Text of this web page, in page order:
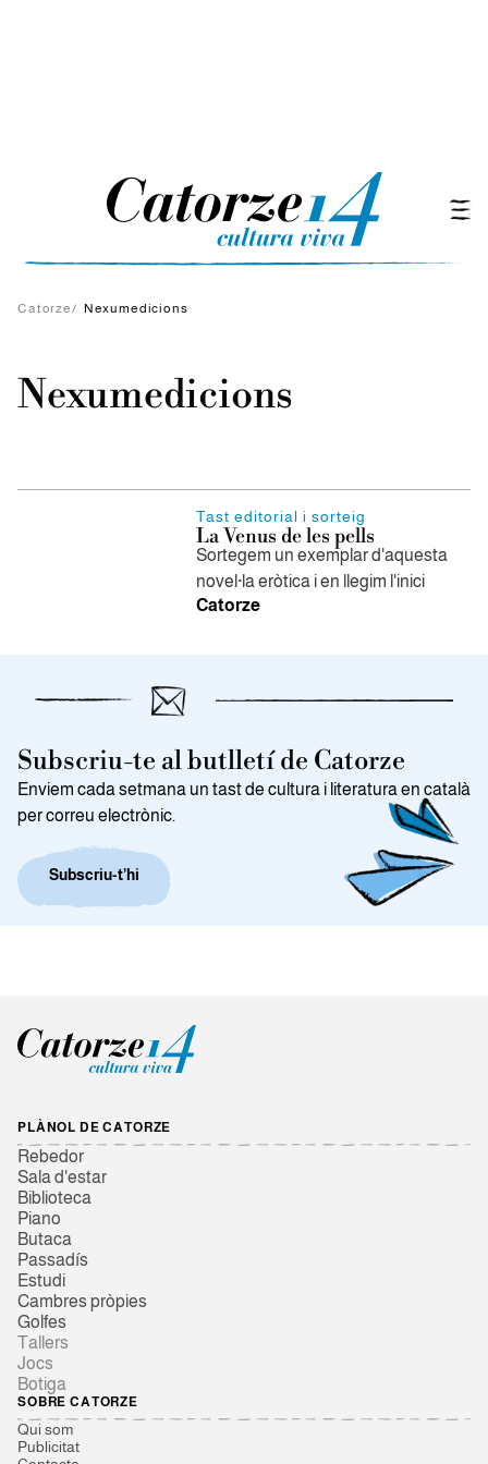
Catorze/ Nexumedicions
Nexumedicions
Tast editorial i sorteig
La Venus de les pells
Sortegem un exemplar d'aquesta
novel·la eròtica i en llegim l'inici
Catorze
Subscriu-te al butlletí de Catorze
Enviem cada setmana un tast de cultura i literatura en català
per correu electrònic.
Subscriu-t’hi
PLÀNOL DE CATORZE
Rebedor
Sala d'estar
Biblioteca
Piano
Butaca
Passadís
Estudi
Cambres pròpies
Golfes
Tallers
Jocs
Botiga
SOBRE CATORZE
Qui som
Publicitat